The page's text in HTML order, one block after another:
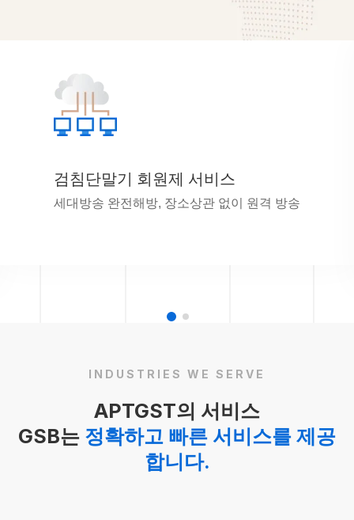
검침단말기 회원제 서비스
세대방송 완전해방, 장소상관 없이 원격 방송
INDUSTRIES WE SERVE
APTGST의 서비스
GSB는 정확하고 빠른 서비스를 제공
합니다.